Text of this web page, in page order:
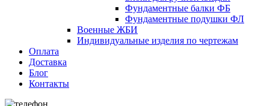
Фундаментные балки ФБ
Фундаментные подушки ФЛ
Военные ЖБИ
Индивидуальные изделия по чертежам
Оплата
Доставка
Блог
Контакты